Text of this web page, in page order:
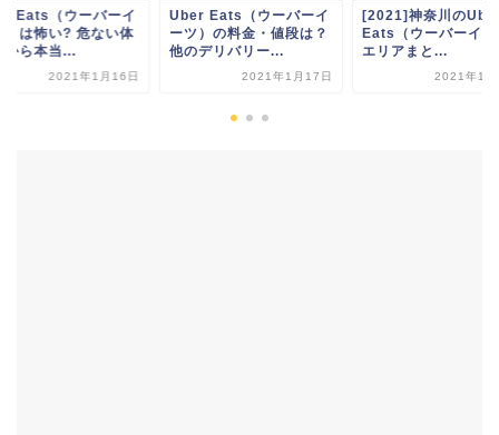
Eats（ウーバーイ
）は怖い? 危ない体
から本当...
2021年1月16日
Uber Eats（ウーバーイ
ーツ）の料金・値段は？
他のデリバリー...
2021年1月17日
[2021]神奈川の
Eats（ウーバーイー
エリアまと...
2021年1